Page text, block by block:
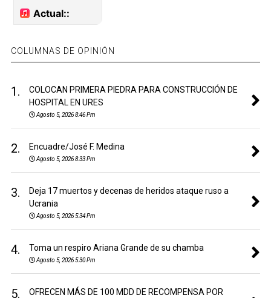
COLUMNAS DE OPINIÓN
1.
COLOCAN PRIMERA PIEDRA PARA CONSTRUCCIÓN DE
HOSPITAL EN URES
Agosto 5, 2026 8:46 Pm
2. Encuadre/José F. Medina
Agosto 5, 2026 8:33 Pm
3.
Deja 17 muertos y decenas de heridos ataque ruso a
Ucrania
Agosto 5, 2026 5:34 Pm
4. Toma un respiro Ariana Grande de su chamba
Agosto 5, 2026 5:30 Pm
5.
OFRECEN MÁS DE 100 MDD DE RECOMPENSA POR